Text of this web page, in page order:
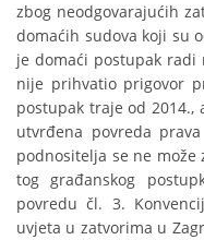
zbog neodgovarajućih
domaćih sudova koji su
je domaći postupak radi
nije prihvatio prigovor
postupak traje od 2014.,
utvrđena povreda
podnositelja se ne
tog građanskog
povredu čl. 3.
uvjeta u zatvorima u